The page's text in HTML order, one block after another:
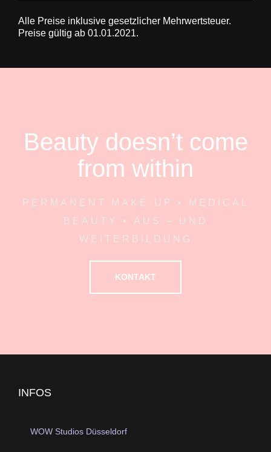
Alle Preise inklusive gesetzlicher Mehrwertsteuer.
Preise gültig ab 01.01.2021.
Beauty doesn’t come
from within
PERMANENT MAKE-UP • MEDICAL
BEAUTY • AUS – UND
WEITERBILDUNG
KONTAKT
INFOS
WOW Studios Düsseldorf